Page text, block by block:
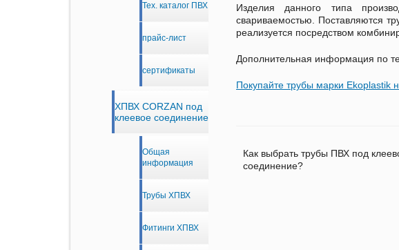
Изделия данного типа
свариваемостью. Поставляются
реализуется посредством
Дополнительная информация по
Покупайте трубы марки Ekoplastik
Как выбрать трубы ПВХ под
соединение?
Тех. каталог ПВХ
прайс-лист
сертификаты
ХПВХ CORZAN под
клеевое соединение
Общая
информация
Трубы ХПВХ
Фитинги ХПВХ